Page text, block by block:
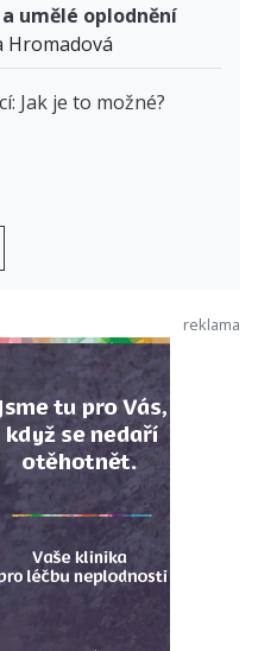
umělé oplodnění
Hromadová
Jak je to možné?